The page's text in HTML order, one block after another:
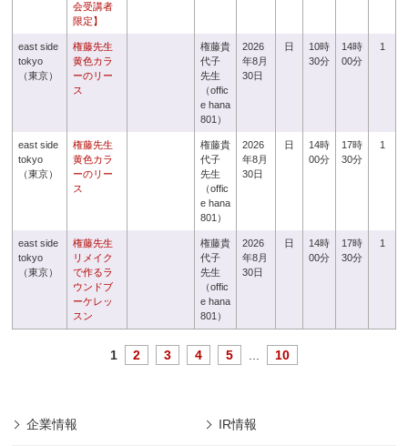
会受講者
限定】
east side
tokyo
（東京）
権藤先生
黄色カラ
ーのリー
ス
権藤貴
代子
先生
（offic
e hana
801）
2026
年8月
30日
日
10時
30分
14時
00分
1
east side
tokyo
（東京）
権藤先生
黄色カラ
ーのリー
ス
権藤貴
代子
先生
（offic
e hana
801）
2026
年8月
30日
日
14時
00分
17時
30分
1
east side
tokyo
（東京）
権藤先生
リメイク
で作るラ
ウンドブ
ーケレッ
スン
権藤貴
代子
先生
（offic
e hana
801）
2026
年8月
30日
日
14時
00分
17時
30分
1
1 2 3 4 5 10
企業情報 IR情報